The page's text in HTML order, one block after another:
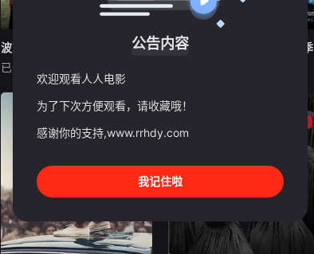
波兰
订，因为他们注意到该系列已
向波兰电影学院（Polski Instit
ut Sztuki Filmowej）申请了
万美元（770万波兰
波兰家族第三季
已完结
2026
《星际迷航：奇异新世界》已
星际迷航：奇异新世界第四季
公告内容
欢迎观看人人电影
为了下次方便观看，请收藏哦！
感谢你的支持,www.rrhdy.com
我记住啦